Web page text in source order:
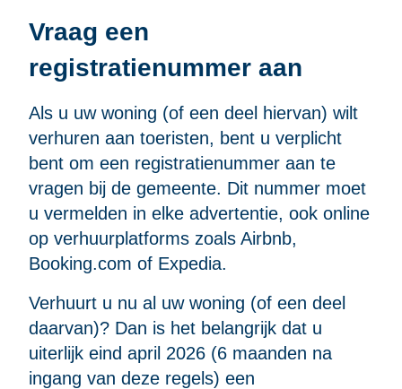
Vraag een
registratienummer aan
Als u uw woning (of een deel hiervan) wilt
verhuren aan toeristen, bent u verplicht
bent om een registratienummer aan te
vragen bij de gemeente. Dit nummer moet
u vermelden in elke advertentie, ook online
op verhuurplatforms zoals Airbnb,
Booking.com of Expedia.
Verhuurt u nu al uw woning (of een deel
daarvan)? Dan is het belangrijk dat u
uiterlijk eind april 2026 (6 maanden na
ingang van deze regels) een